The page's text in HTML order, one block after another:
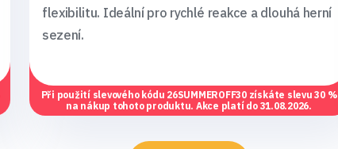
flexibilitu. Ideální pro rychlé reakce a dlouhá herní
sezení.
Při použití slevového kódu 26SUMMEROFF30 získáte slevu 30 %
na nákup tohoto produktu. Akce platí do 31.08.2026.